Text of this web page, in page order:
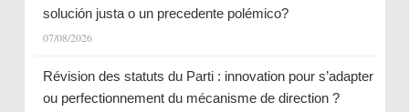
solución justa o un precedente polémico?
07/08/2026
Révision des statuts du Parti : innovation pour s’adapter
ou perfectionnement du mécanisme de direction ?